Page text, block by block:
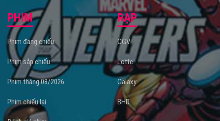
PHIM
Phim đang chiếu
Phim sắp chiếu
Phim tháng 08/2026
Phim chiếu lại
RẠP
CGV
Lotte
Galaxy
BHD